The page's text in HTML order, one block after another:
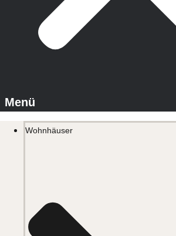
Wohnhäuser